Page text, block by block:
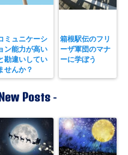
ミュニケーシ
ン能力が高い
勘違いしてい
せんか？
箱根駅伝のフリ
ーザ軍団のマナ
ーに学ぼう
Posts -